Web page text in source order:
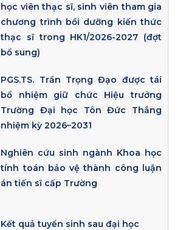
học viên thạc sĩ, sinh viên tham gia
chương trình bồi dưỡng kiến thức
thạc sĩ trong HK1/2026-2027 (đợt
bổ sung)
PGS.TS. Trần Trọng Đạo được tái
bổ nhiệm giữ chức Hiệu trưởng
Trường Đại học Tôn Đức Thắng
nhiệm kỳ 2026–2031
Nghiên cứu sinh ngành Khoa học
tính toán bảo vệ thành công luận
án tiến sĩ cấp Trường
Kết quả tuyển sinh sau đại học